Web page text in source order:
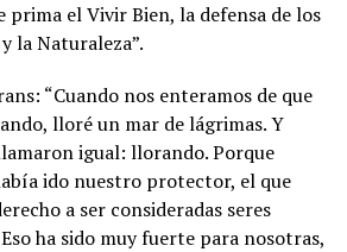
prima el Vivir Bien, la defensa de los
la Naturaleza”.
“Cuando nos enteramos de que
lloré un mar de lágrimas. Y
igual: llorando. Porque
ido nuestro protector, el que
a ser consideradas seres
ha sido muy fuerte para nosotras,